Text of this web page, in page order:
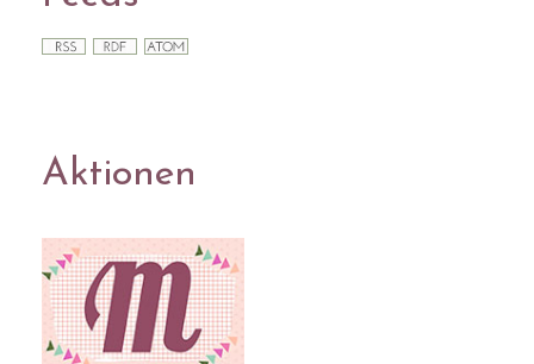
Aktionen